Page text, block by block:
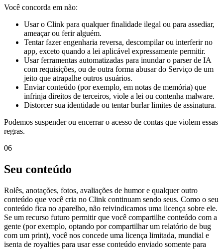
Você concorda em não:
Usar o Clink para qualquer finalidade ilegal ou para assediar,
ameaçar ou ferir alguém.
Tentar fazer engenharia reversa, descompilar ou interferir no
app, exceto quando a lei aplicável expressamente permitir.
Usar ferramentas automatizadas para inundar o parser de IA
com requisições, ou de outra forma abusar do Serviço de um
jeito que atrapalhe outros usuários.
Enviar conteúdo (por exemplo, em notas de memória) que
infrinja direitos de terceiros, viole a lei ou contenha malware.
Distorcer sua identidade ou tentar burlar limites de assinatura.
Podemos suspender ou encerrar o acesso de contas que violem essas
regras.
06
Seu conteúdo
Rolês, anotações, fotos, avaliações de humor e qualquer outro
conteúdo que você cria no Clink continuam sendo seus. Como o seu
conteúdo fica no aparelho, não reivindicamos uma licença sobre ele.
Se um recurso futuro permitir que você compartilhe conteúdo com a
gente (por exemplo, optando por compartilhar um relatório de bug
com um print), você nos concede uma licença limitada, mundial e
isenta de royalties para usar esse conteúdo enviado somente para